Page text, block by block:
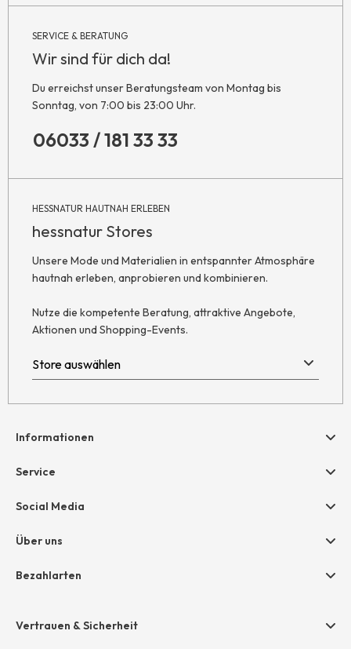
SERVICE & BERATUNG
Wir sind für dich da!
Du erreichst unser Beratungsteam von Montag bis
Sonntag, von 7:00 bis 23:00 Uhr.
06033 / 181 33 33
HESSNATUR HAUTNAH ERLEBEN
hessnatur Stores
Unsere Mode und Materialien in entspannter Atmosphäre
hautnah erleben, anprobieren und kombinieren.
Nutze die kompetente Beratung, attraktive Angebote,
Aktionen und Shopping-Events.
Informationen
Hilfe & Kontakt
Retoure
AGB
Datenschutz
Grounding Page
Service
Geschenkgutscheine
Größentabelle
Social Media
Über uns
Unternehmen
Bezahlarten
Amazon Pay
Vertrauen & Sicherheit